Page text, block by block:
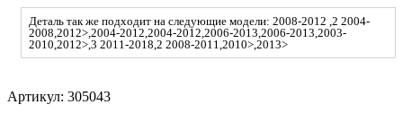
Деталь так же подходит на следующие модели: 2008-2012 ,2 2004-
2008,2012>,2004-2012,2004-2012,2006-2013,2006-2013,2003-
2010,2012>,3 2011-2018,2 2008-2011,2010>,2013>
Артикул: 305043